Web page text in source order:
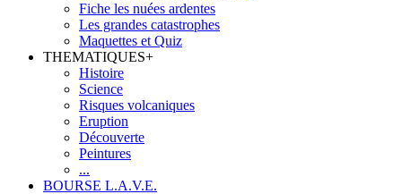
Fiche les nuées ardentes
Les grandes catastrophes
Maquettes et Quiz
THEMATIQUES+
Histoire
Science
Risques volcaniques
Eruption
Découverte
Peintures
...
BOURSE L.A.V.E.